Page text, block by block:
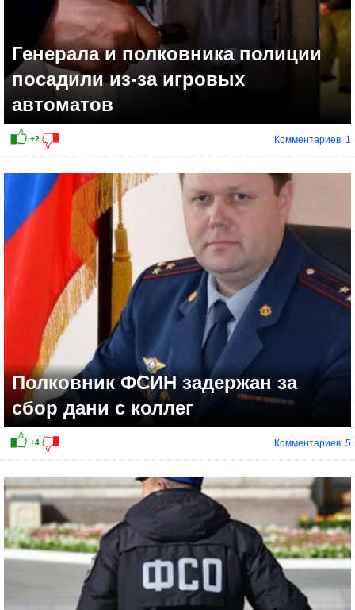
+2
Генерала и полковника полиции
посадили из-за игровых
автоматов
Комментариев: 1
Полковник ФСИН задержан за
сбор дани с коллег
Комментариев: 5